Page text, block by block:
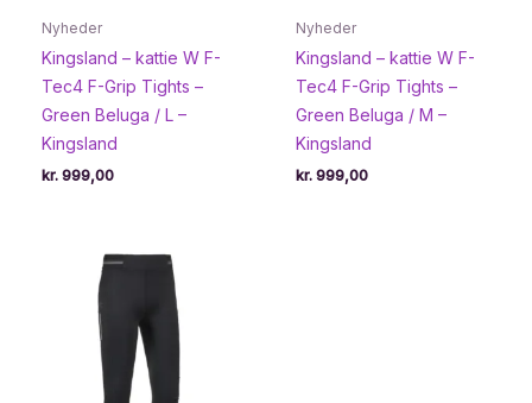
Nyheder
Kingsland – kattie W F-
Tec4 F-Grip Tights –
Green Beluga / L –
Kingsland
kr. 999,00
Nyheder
Kingsland – kattie W F-
Tec4 F-Grip Tights –
Green Beluga / M –
Kingsland
kr. 999,00